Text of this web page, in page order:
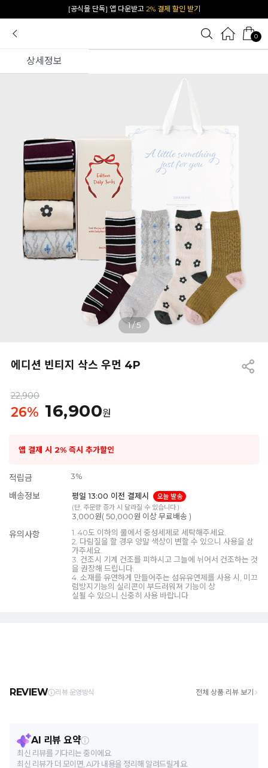
[공식몰 단독] 앱 다운받고 2% 결제 할인 받기
0
상세정보
1/5
에디션 빈티지 삭스 우먼 4P
22,900
26% 16,900원
앱 결제 시 2% 즉시 추가할인
적립금 3%
배송정보 평일 13:00 이전 결제시
오늘 발송
(단, 주문량 증가 시 달라질 수 있습니다.)
3,000원( 50,000원 이상 무료배송 )
유의사항
1. 40도 이하의 물에서 중성세제로 세탁해주세요.
2. 다림질을 할 경우 양말 색상이 변할 수 있으니 사용을 삼
가주세요.
3. 건조시 기계 건조를 피하시고 그늘에 뉘어서 건조하는 것
을 권장해 드립니다.
4. 소재를 유연하게 만들어주는 섬유유연제를 사용 시, 미끄
럼방지기능의 실리콘이 부드러워져 기능이 상
실될 수 있으니 신중히 사용 바랍니다